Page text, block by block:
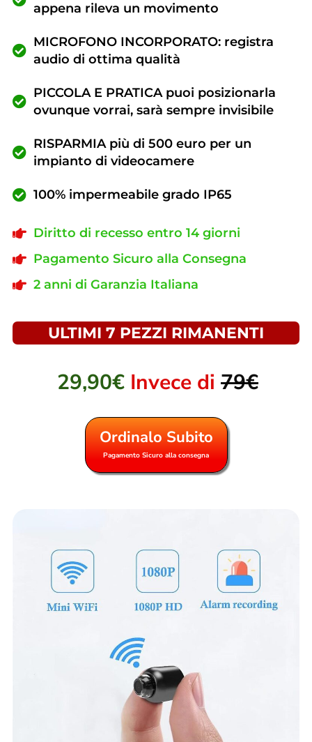
appena rileva un movimento
MICROFONO INCORPORATO: registra
audio di ottima qualità
PICCOLA E PRATICA puoi posizionarla
ovunque vorrai, sarà sempre invisibile
RISPARMIA più di 500 euro per un
impianto di videocamere
100% impermeabile grado IP65
Diritto di recesso entro 14 giorni
Pagamento Sicuro alla Consegna
2 anni di Garanzia Italiana
ULTIMI 7 PEZZI RIMANENTI
29,90€ Invece di 79€
Ordinalo Subito
Pagamento Sicuro alla consegna